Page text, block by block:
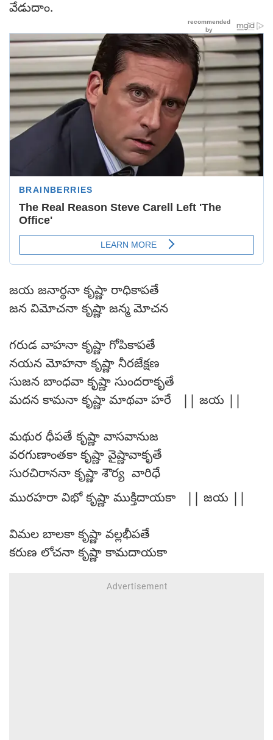
వేడుదాం.
జయ జనార్థనా కృష్ణా రాధికాపతే
జన విమోచనా కృష్ణా జన్మ మోచన
గరుడ వాహనా కృష్ణా గోపికాపతే
నయన మోహనా కృష్ణా నీరజేక్షణ
సుజన బాంధవా కృష్ణా సుందరాకృతే
మదన కామనా కృష్ణా మాథవా హరే || జయ ||
మథుర ధీపతే కృష్ణా వాసవానుజ
వరగుణాంతకా కృష్ణా వైష్ణావాకృతే
సురచిరాననా కృష్ణా శౌర్య వారిధే
మురహరా విభో కృష్ణా ముక్తిదాయకా || జయ ||
విమల బాలకా కృష్ణా వల్లభీపతే
కరుణ లోచనా కృష్ణా కామదాయకా